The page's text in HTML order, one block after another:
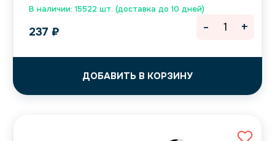
В наличии: 15522 шт. (доставка до 10 дней)
237 ₽
ДОБАВИТЬ В КОРЗИНУ
- +